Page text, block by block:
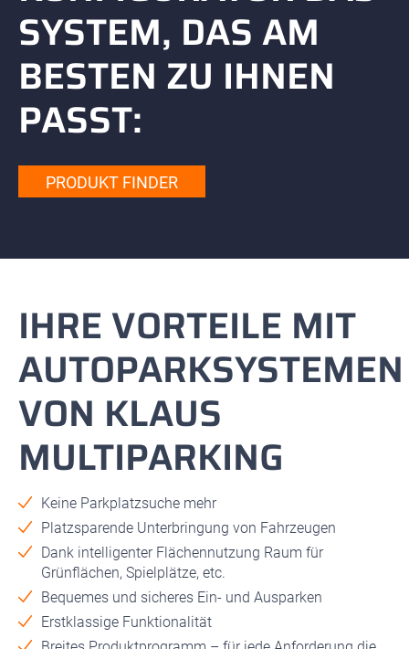
SYSTEM, DAS AM
BESTEN ZU IHNEN
PASST:
PRODUKT FINDER
IHRE VORTEILE MIT
AUTOPARKSYSTEMEN
VON KLAUS
MULTIPARKING
Keine Parkplatzsuche mehr
Platzsparende Unterbringung von Fahrzeugen
Dank intelligenter Flächennutzung Raum für
Grünflächen, Spielplätze, etc.
Bequemes und sicheres Ein- und Ausparken
Erstklassige Funktionalität